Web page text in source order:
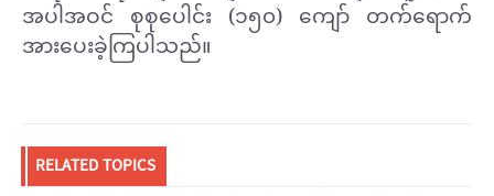
အပါအဝင် စုစုပေါင်း (၁၅၀) ကျော် တက်ရောက်
အားပေးခဲ့ကြပါသည်။
RELATED TOPICS